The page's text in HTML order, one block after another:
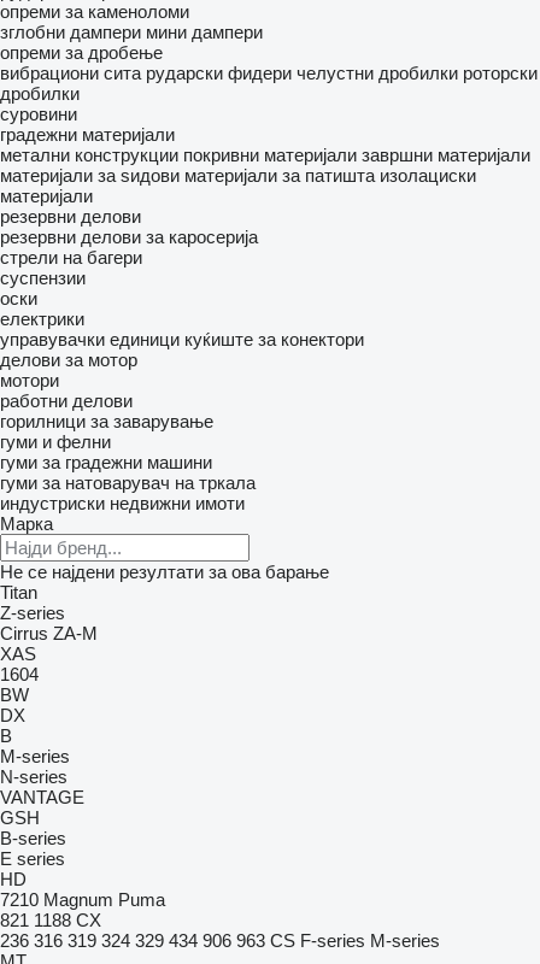
опреми за каменоломи
зглобни дампери мини дампери
опреми за дробење
вибрациони сита рударски фидери челустни дробилки роторски
дробилки
суровини
градежни материјали
метални конструкции покривни материјали завршни материјали
материјали за ѕидови материјали за патишта изолациски
материјали
резервни делови
резервни делови за каросерија
стрели на багери
суспензии
оски
електрики
управувачки единици куќиште за конектори
делови за мотор
мотори
работни делови
горилници за заварување
гуми и фелни
гуми за градежни машини
гуми за натоварувач на тркала
индустриски недвижни имоти
Марка
Не се најдени резултати за ова барање
Titan
Z-series
Cirrus ZA-M
XAS
1604
BW
DX
B
M-series
N-series
VANTAGE
GSH
B-series
E series
HD
7210 Magnum Puma
821 1188 CX
236 316 319 324 329 434 906 963 CS F-series M-series